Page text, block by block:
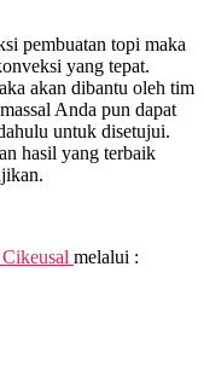
pembuatan topi maka
yang tepat.
akan dibantu oleh tim
Anda pun dapat
untuk disetujui.
hasil yang terbaik
Cikeusal melalui :